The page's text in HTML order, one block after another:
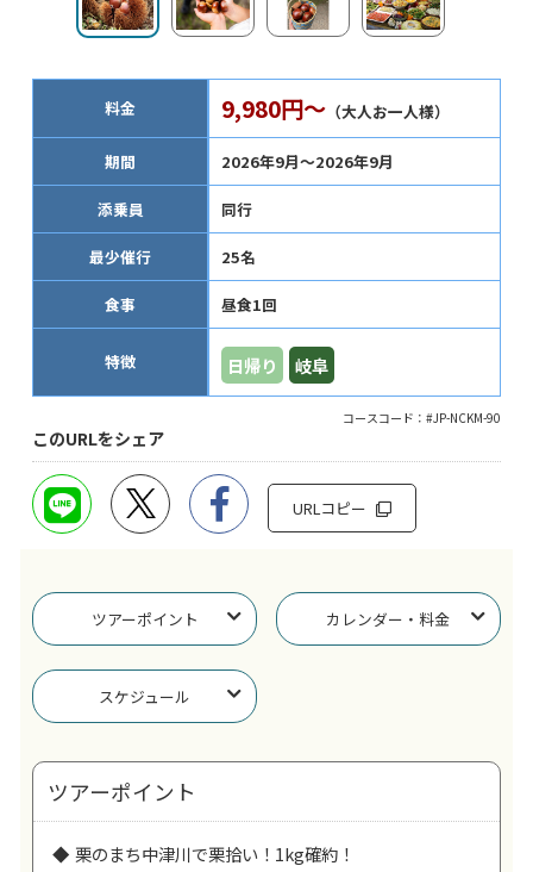
料金 9,980円～ （大人お一人様）
期間 2026年9月～2026年9月
添乗員 同行
最少催行 25名
食事 昼食1回
特徴 日帰り 岐阜
コースコード：#JP-NCKM-90
このURLをシェア
URLコピー
ツアーポイント カレンダー・料金
スケジュール
ツアーポイント
栗のまち中津川で栗拾い！1kg確約！